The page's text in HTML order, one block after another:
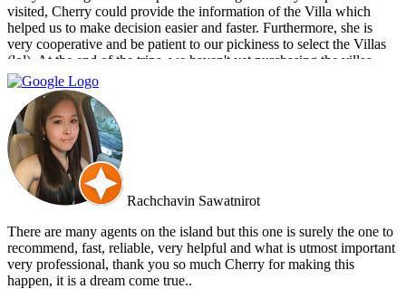
visited, Cherry could provide the information of the Villa which
helped us to make decision easier and faster. Furthermore, she is
very cooperative and be patient to our pickiness to select the Villas
(lol). At the end of the trips, we haven't yet purchasing the villas
from Cherry and Doctor Property. However, I get to know a new
friend and surely if we have a new plan for new property. Cherry
and Doctor Property will be one of our very first choice to contact.
Bella & Tom
Rachchavin Sawatnirot
There are many agents on the island but this one is surely the one to
recommend, fast, reliable, very helpful and what is utmost important
very professional, thank you so much Cherry for making this
happen, it is a dream come true..